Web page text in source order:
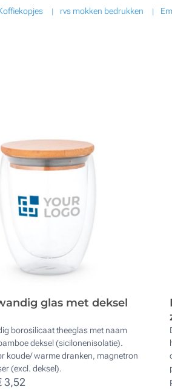
rvs mokken bedrukken
glas met deksel
borosilicaat theeglas met naam
deksel (sicilonenisolatie).
koude/ warme dranken, magnetron
(excl. deksel).
3,52